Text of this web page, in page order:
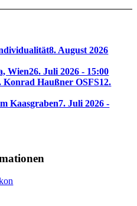
8. August 2026
Wien26. Juli 2026 - 15:00
Konrad Haußner OSFS12.
Kaasgraben7. Juli 2026 -